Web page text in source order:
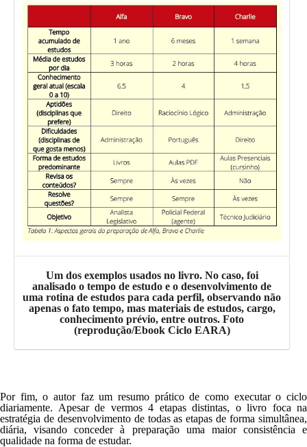
Um dos exemplos usados no livro. No caso, foi
analisado o tempo de estudo e o desenvolvimento de
uma rotina de estudos para cada perfil, observando não
apenas o fato tempo, mas materiais de estudos, cargo,
conhecimento prévio, entre outros. Foto
(reprodução/Ebook Ciclo EARA)
Por fim, o autor faz um resumo prático de como executar o ciclo
diariamente. Apesar de vermos 4 etapas distintas, o livro foca na
estratégia de desenvolvimento de todas as etapas de forma simultânea,
diária, visando conceder à preparação uma maior consistência e
qualidade na forma de estudar.